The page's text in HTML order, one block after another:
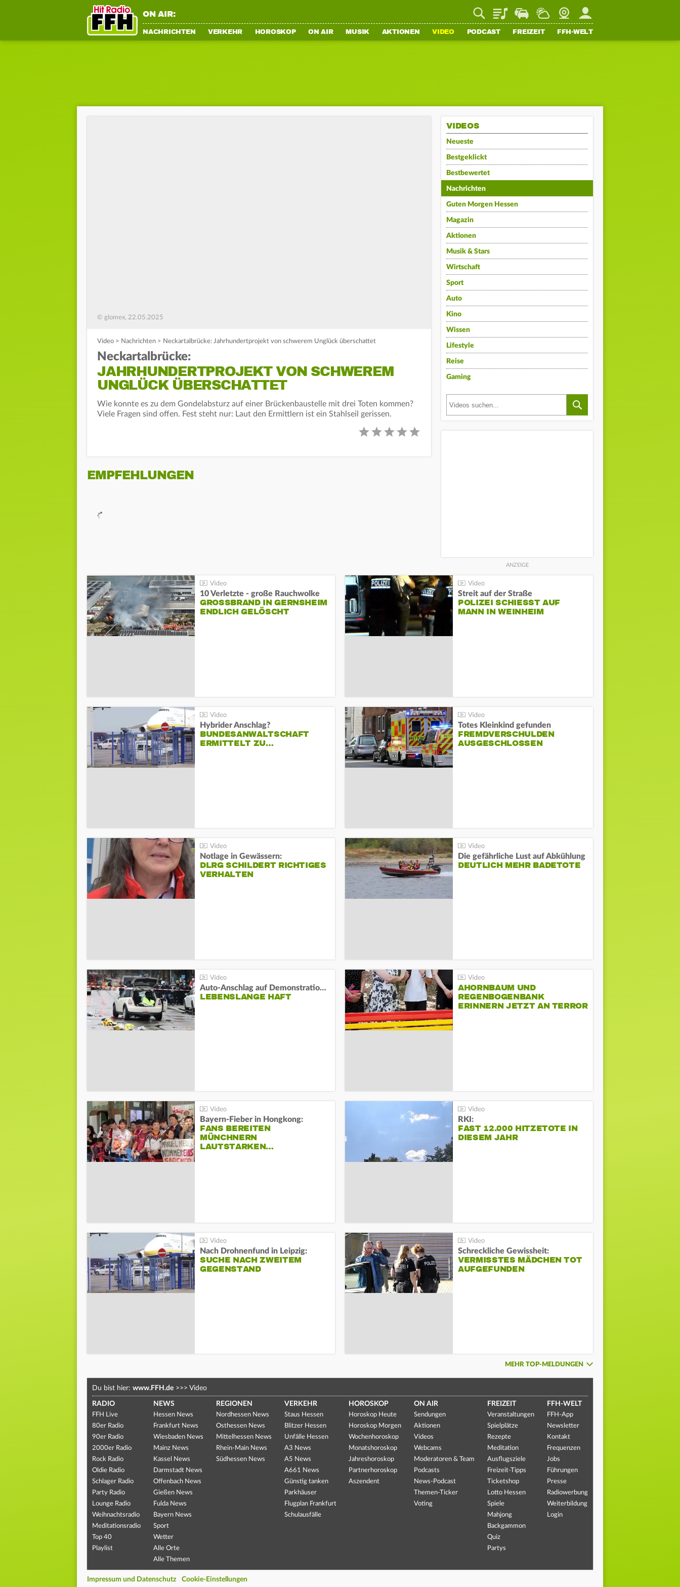
ON AIR: PlaylistStaupilotWetterWebcamMein FFH
NACHRICHTEN VERKEHR HOROSKOP ON AIR MUSIK AKTIONEN VIDEO PODCAST FREIZEIT FFH-WELT
© glomex, 22.05.2025
Video > Nachrichten > Neckartalbrücke: Jahrhundertprojekt von schwerem Unglück überschattet
Neckartalbrücke:
JAHRHUNDERTPROJEKT VON SCHWEREM
UNGLÜCK ÜBERSCHATTET
Wie konnte es zu dem Gondelabsturz auf einer Brückenbaustelle mit drei Toten kommen?
Viele Fragen sind offen. Fest steht nur: Laut den Ermittlern ist ein Stahlseil gerissen.
EMPFEHLUNGEN
VIDEOS
Neueste
Bestgeklickt
Bestbewertet
Nachrichten
Guten Morgen Hessen
Magazin
Aktionen
Musik & Stars
Wirtschaft
Sport
Auto
Kino
Wissen
Lifestyle
Reise
Gaming
10 Verletzte - große Rauchwolke
GROSSBRAND IN GERNSHEIM E
NDLICH GELÖSCHT
Streit auf der Straße
POLIZEI SCHIESST AUF M
ANN IN WEINHEIM
Hybrider Anschlag?
BUNDESANWALTSCHAFT
ERMITTELT ZU…
Totes Kleinkind gefunden
FREMDVERSCHULDEN
AUSGESCHLOSSEN
Notlage in Gewässern:
DLRG SCHILDERT RICHTIGES
VERHALTEN
Die gefährliche Lust auf Abkühlung
DEUTLICH MEHR BADETOTE
Auto-Anschlag auf Demonstration in München:
LEBENSLANGE HAFT
AHORNBAUM UND
REGENBOGENBANK
ERINNERN JETZT AN TERROR
Bayern-Fieber in Hongkong:
FANS BEREITEN
MÜNCHNERN
LAUTSTARKEN…
RKI:
FAST 12.000 HITZETOTE IN
DIESEM JAHR
Nach Drohnenfund in Leipzig:
SUCHE NACH ZWEITEM
GEGENSTAND
Schreckliche Gewissheit:
VERMISSTES MÄDCHEN TOT
AUFGEFUNDEN
MEHR TOP-MELDUNGEN
Du bist hier: www.FFH.de >>> Video
RADIO
FFH Live
80er Radio
90er Radio
2000er Radio
Rock Radio
Oldie Radio
Schlager Radio
Party Radio
Lounge Radio
Weihnachtsradio
Meditationsradio
Top 40
Playlist
NEWS
Hessen News
Frankfurt News
Wiesbaden News
Mainz News
Kassel News
Darmstadt News
Offenbach News
Gießen News
Fulda News
Bayern News
Sport
Wetter
Alle Orte
Alle Themen
REGIONEN
Nordhessen News
Osthessen News
Mittelhessen News
Rhein-Main News
Südhessen News
VERKEHR
Staus Hessen
Blitzer Hessen
Unfälle Hessen
A3 News
A5 News
A661 News
Günstig tanken
Parkhäuser
Flugplan Frankfurt
Schulausfälle
HOROSKOP
Horoskop Heute
Horoskop Morgen
Wochenhoroskop
Monatshoroskop
Jahreshoroskop
Partnerhoroskop
Aszendent
ON AIR
Sendungen
Aktionen
Videos
Webcams
Moderatoren & Team
Podcasts
News-Podcast
Themen-Ticker
Voting
FREIZEIT
Veranstaltungen
Spielplätze
Rezepte
Meditation
Ausflugsziele
Freizeit-Tipps
Ticketshop
Lotto Hessen
Spiele
Mahjong
Backgammon
Quiz
Partys
FFH-WELT
FFH-App
Newsletter
Kontakt
Frequenzen
Jobs
Führungen
Presse
Radiowerbung
Weiterbildung
Login
Impressum und Datenschutz Cookie-Einstellungen